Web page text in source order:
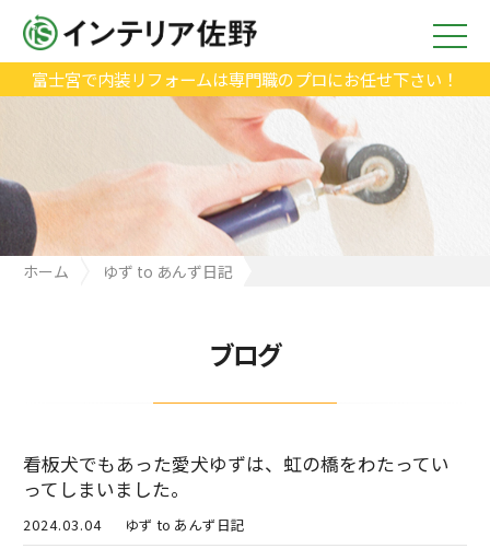
富士宮で内装リフォームは専門職のプロにお任せ下さい！
ホーム
ゆず to あんず日記
ブログ
看板犬でもあった愛犬ゆずは、虹の橋をわたってい
ってしまいました。
2024.03.04 ゆず to あんず日記